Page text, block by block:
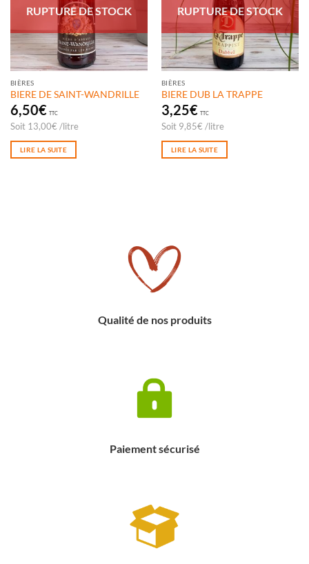
RUPTURE DE STOCK
BIÈRES
BIERE DE SAINT-WANDRILLE
6,50€ TTC
Soit 13,00€ /litre
LIRE LA SUITE
RUPTURE DE STOCK
BIÈRES
BIERE DUB LA TRAPPE
3,25€ TTC
Soit 9,85€ /litre
LIRE LA SUITE
Qualité de nos produits
Paiement sécurisé